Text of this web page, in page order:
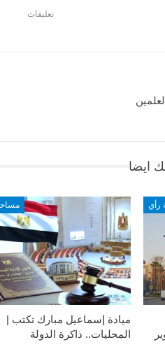
تعليقات
ايضا
ميادة إسماعيل مبارك تكتب |
المحليات.. ذاكرة الدولة
رأي